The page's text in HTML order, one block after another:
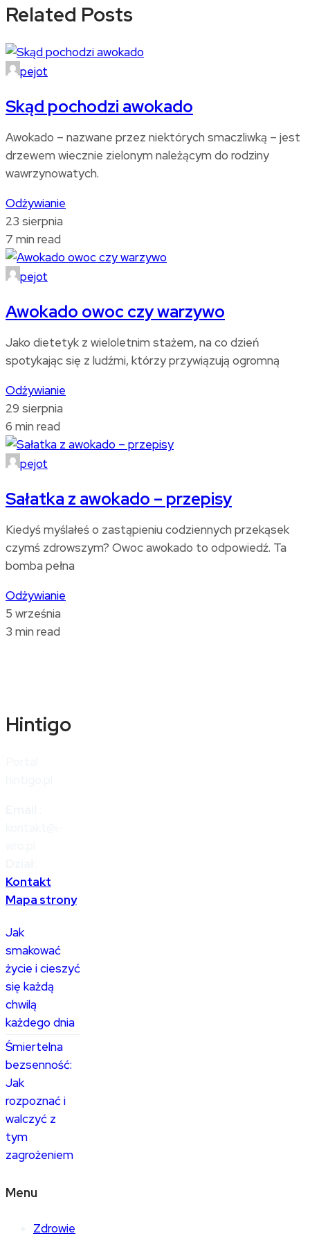
Related Posts
pejot
Skąd pochodzi awokado
Awokado – nazwane przez niektórych smaczliwką – jest
drzewem wiecznie zielonym należącym do rodziny
wawrzynowatych.
Odżywianie
23 sierpnia
7 min read
pejot
Awokado owoc czy warzywo
Jako dietetyk z wieloletnim stażem, na co dzień
spotykając się z ludźmi, którzy przywiązują ogromną
Odżywianie
29 sierpnia
6 min read
pejot
Sałatka z awokado – przepisy
Kiedyś myślałeś o zastąpieniu codziennych przekąsek
czymś zdrowszym? Owoc awokado to odpowiedź. Ta
bomba pełna
Odżywianie
5 września
3 min read
Hintigo
Kontakt
Mapa strony
Jak
smakować
życie i cieszyć
się każdą
chwilą
każdego dnia
Śmiertelna
bezsenność:
Jak
rozpoznać i
walczyć z
tym
zagrożeniem
Menu
Zdrowie